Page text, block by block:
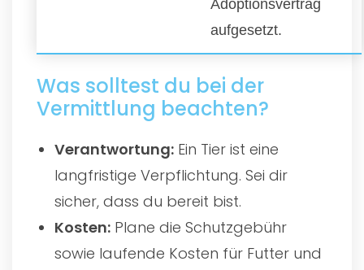
Adoptionsvertrag
aufgesetzt.
Was solltest du bei der
Vermittlung beachten?
Verantwortung: Ein Tier ist eine
langfristige Verpflichtung. Sei dir
sicher, dass du bereit bist.
Kosten: Plane die Schutzgebühr
sowie laufende Kosten für Futter und